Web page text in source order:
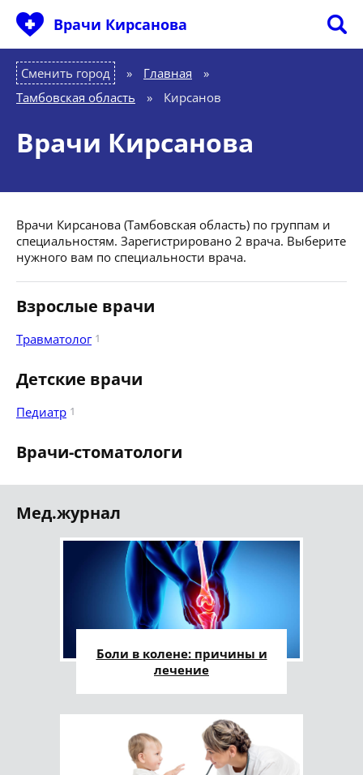
Врачи Кирсанова
Сменить город Главная
»
Тамбовская область
» Кирсанов
Врачи Кирсанова
Врачи Кирсанова (Тамбовская область) по группам и
специальностям. Зарегистрировано 2 врача. Выберите
нужного вам по специальности врача.
Взрослые врачи
Травматолог 1
Детские врачи
Педиатр 1
Врачи-стоматологи
Мед.журнал
Боли в колене: причины и
лечение